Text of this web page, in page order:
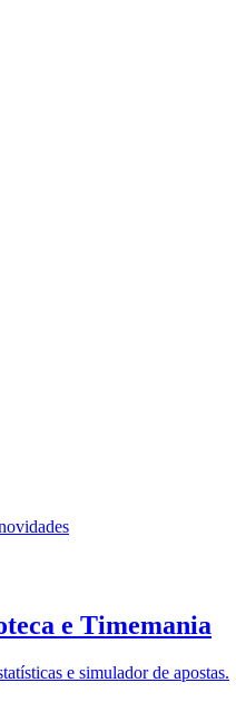
e Timemania
e simulador de apostas.